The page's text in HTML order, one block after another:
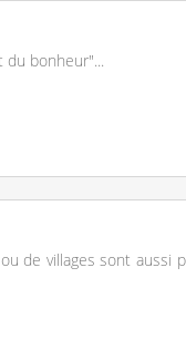
du bonheur"...
de villages sont aussi